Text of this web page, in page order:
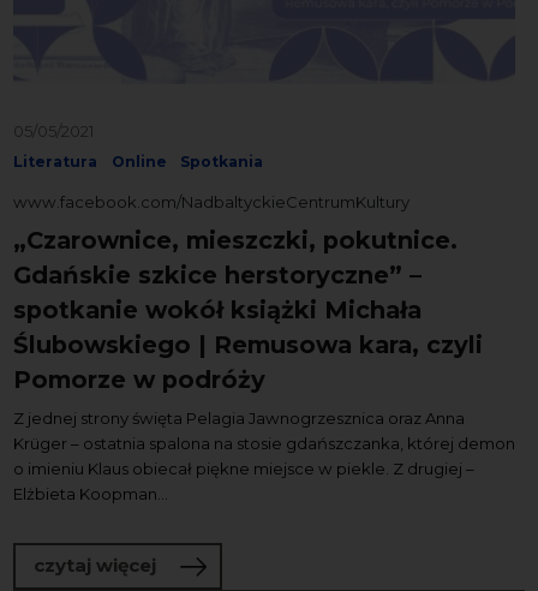
05/05/2021
Literatura Online Spotkania
www.facebook.com/NadbaltyckieCentrumKultury
„Czarownice, mieszczki, pokutnice.
Gdańskie szkice herstoryczne” –
spotkanie wokół książki Michała
Ślubowskiego | Remusowa kara, czyli
Pomorze w podróży
Z jednej strony święta Pelagia Jawnogrzesznica oraz Anna
Krüger – ostatnia spalona na stosie gdańszczanka, której demon
o imieniu Klaus obiecał piękne miejsce w piekle. Z drugiej –
Elżbieta Koopman...
czytaj więcej o „Czarownice, mieszczki, pokutnice.